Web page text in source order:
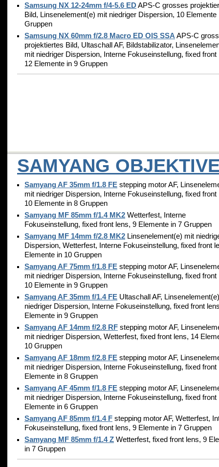
Samsung NX 12-24mm f/4-5.6 EDAPS-C grosses
Bild, Linsenelement(e) mit niedriger Dispersion, 10 Elemente
Gruppen
Samsung NX 60mm f/2.8 Macro ED OIS SSAAPS-C
projektiertes Bild, Ultaschall AF, Bildstabilizator,
mit niedriger Dispersion, Interne Fokuseinstellung, fixed front
12 Elemente in 9 Gruppen
SAMYANG
Samyang AF 35mm f/1.8 FE stepping motor AF,
mit niedriger Dispersion, Interne Fokuseinstellung, fixed front
10 Elemente in 8 Gruppen
Samyang MF 85mm f/1.4 MK2 Wetterfest, Interne
Fokuseinstellung, fixed front lens, 9 Elemente in 7 Gruppen
Samyang MF 14mm f/2.8 MK2 Linsenelement(e) mit
Dispersion, Wetterfest, Interne Fokuseinstellung, fixed front
Elemente in 10 Gruppen
Samyang AF 75mm f/1.8 FE stepping motor AF,
mit niedriger Dispersion, Interne Fokuseinstellung, fixed front
10 Elemente in 9 Gruppen
Samyang AF 35mm f/1.4 FE Ultaschall AF,
niedriger Dispersion, Interne Fokuseinstellung, fixed front
Elemente in 9 Gruppen
Samyang AF 14mm f/2.8 RF stepping motor AF,
mit niedriger Dispersion, Wetterfest, fixed front lens, 14
10 Gruppen
Samyang AF 18mm f/2.8 FE stepping motor AF,
mit niedriger Dispersion, Interne Fokuseinstellung, fixed front
Elemente in 8 Gruppen
Samyang AF 45mm f/1.8 FE stepping motor AF,
mit niedriger Dispersion, Interne Fokuseinstellung, fixed front
Elemente in 6 Gruppen
Samyang AF 85mm f/1.4 F stepping motor AF, Wetterfest,
Fokuseinstellung, fixed front lens, 9 Elemente in 7 Gruppen
Samyang MF 85mm f/1.4 Z Wetterfest, fixed front lens, 9
in 7 Gruppen